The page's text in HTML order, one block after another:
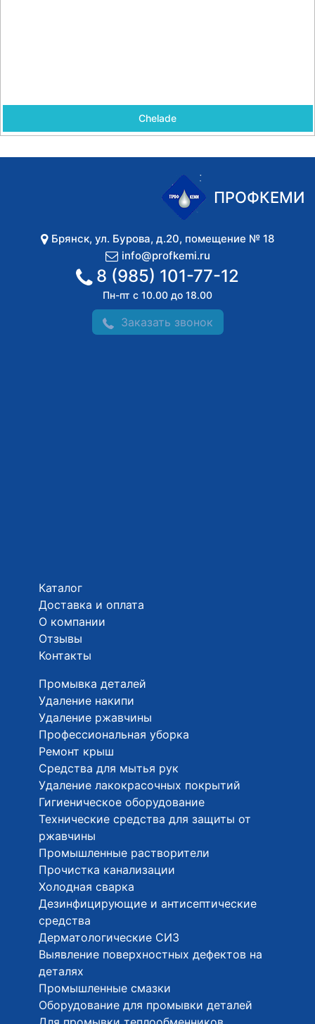
Chelade
ПРОФКЕМИ
Брянск, ул. Бурова, д.20, помещение № 18
info@profkemi.ru
8 (985) 101-77-12
Пн-пт с 10.00 до 18.00
Заказать звонок
Каталог
Доставка и оплата
О компании
Отзывы
Контакты
Промывка деталей
Удаление накипи
Удаление ржавчины
Профессиональная уборка
Ремонт крыш
Средства для мытья рук
Удаление лакокрасочных покрытий
Гигиеническое оборудование
Технические средства для защиты от
ржавчины
Промышленные растворители
Прочистка канализации
Холодная сварка
Дезинфицирующие и антисептические
средства
Дерматологические СИЗ
Выявление поверхностных дефектов на
деталях
Промышленные смазки
Оборудование для промывки деталей